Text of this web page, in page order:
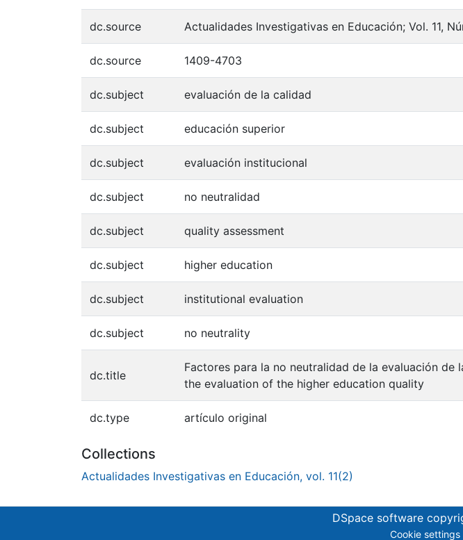
dc.source Actualidades Investigativas en Educación; Vol. 11,
dc.source 1409-4703
dc.subject evaluación de la calidad
dc.subject educación superior
dc.subject evaluación institucional
dc.subject no neutralidad
dc.subject quality assessment
dc.subject higher education
dc.subject institutional evaluation
dc.subject no neutrality
dc.title
Factores para la no neutralidad de la evaluación
the evaluation of the higher education quality
dc.type artículo original
Collections
Actualidades Investigativas en Educación, vol. 11(2)
DSpace software
Cookie settings